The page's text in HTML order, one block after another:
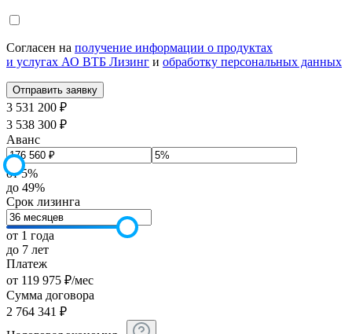
Согласен на получение информации о продуктах
и услугах АО ВТБ Лизинг и обработку персональных данных
3 531 200 ₽
3 538 300 ₽
Аванс
от 5%
до 49%
Срок лизинга
от 1 года
до 7 лет
Платеж
от 119 975 ₽/мес
Сумма договора
2 764 341 ₽